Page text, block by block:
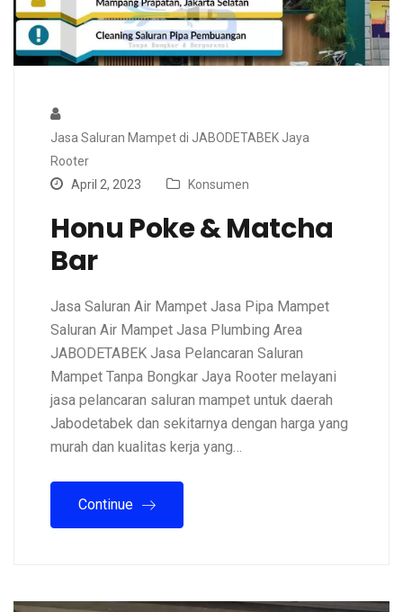
Jasa Saluran Mampet di JABODETABEK Jaya
Rooter
April 2, 2023
Konsumen
Honu Poke & Matcha
Bar
Jasa Saluran Air Mampet Jasa Pipa Mampet
Saluran Air Mampet Jasa Plumbing Area
JABODETABEK Jasa Pelancaran Saluran
Mampet Tanpa Bongkar Jaya Rooter melayani
jasa pelancaran saluran mampet untuk daerah
Jabodetabek dan sekitarnya dengan harga yang
murah dan kualitas kerja yang…
Continue